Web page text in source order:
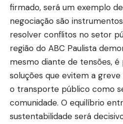
firmado, será um exemplo
negociação são
resolver conflitos no setor
região do ABC Paulista
mesmo diante de tensões, é
soluções que evitem a
o transporte público como
comunidade. O equilíbrio
sustentabilidade será